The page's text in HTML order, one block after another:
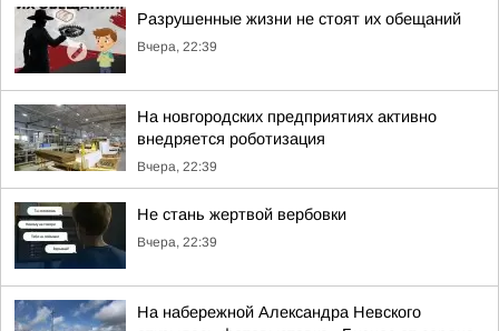
Разрушенные жизни не стоят их обещаний
Вчера, 22:39
На новгородских предприятиях активно
внедряется роботизация
Вчера, 22:39
Не стань жертвой вербовки
Вчера, 22:39
На набережной Александра Невского